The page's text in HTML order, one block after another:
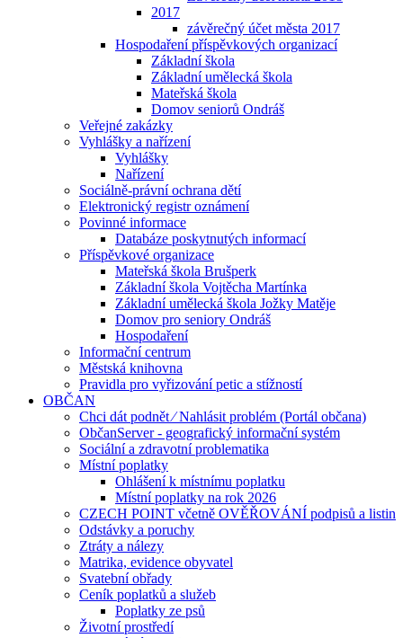
2017
závěrečný účet města 2017
Hospodaření příspěvkových organizací
Základní škola
Základní umělecká škola
Mateřská škola
Domov seniorů Ondráš
Veřejné zakázky
Vyhlášky a nařízení
Vyhlášky
Nařízení
Sociálně-právní ochrana dětí
Elektronický registr oznámení
Povinné informace
Databáze poskytnutých informací
Příspěvkové organizace
Mateřská škola Brušperk
Základní škola Vojtěcha Martínka
Základní umělecká škola Jožky Matěje
Domov pro seniory Ondráš
Hospodaření
Informační centrum
Městská knihovna
Pravidla pro vyřizování petic a stížností
OBČAN
Chci dát podnět ⁄ Nahlásit problém (Portál občana)
ObčanServer - geografický informační systém
Sociální a zdravotní problematika
Místní poplatky
Ohlášení k místnímu poplatku
Místní poplatky na rok 2026
CZECH POINT včetně OVĚŘOVÁNÍ podpisů a listin
Odstávky a poruchy
Ztráty a nálezy
Matrika, evidence obyvatel
Svatební obřady
Ceník poplatků a služeb
Poplatky ze psů
Životní prostředí